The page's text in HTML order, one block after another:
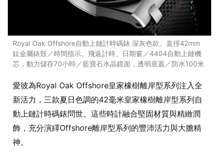
Royal Oak Offshore自動上鏈計時碼錶 深灰色款。直徑42mm
鈦金屬錶殼／時間指示、飛返計時、日期窗／4404自動上鏈機
芯，動力儲存70小時／藍寶石水晶鏡面，透明底蓋／防水100米
愛彼為Royal Oak Offshore皇家橡樹離岸型系列注入全
新活力，三款夏日色調的42毫米皇家橡樹離岸型系列自
動上鏈計時碼錶問世。這些時計融合堅固材質與精緻潤
飾，充分演繹Offshore離岸型系列的豐沛活力與大膽精
神。